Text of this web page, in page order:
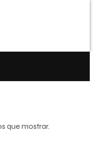
que mostrar.